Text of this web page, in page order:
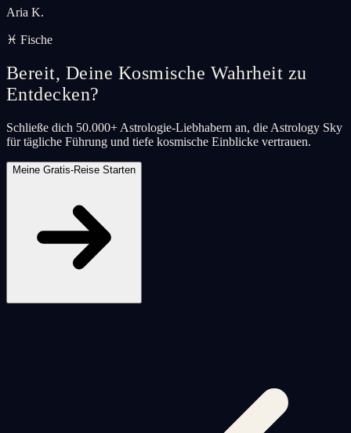
Aria K.
♓ Fische
Bereit, Deine Kosmische Wahrheit zu
Entdecken?
Schließe dich 50.000+ Astrologie-Liebhabern an, die Astrology Sky
für tägliche Führung und tiefe kosmische Einblicke vertrauen.
Meine Gratis-Reise Starten